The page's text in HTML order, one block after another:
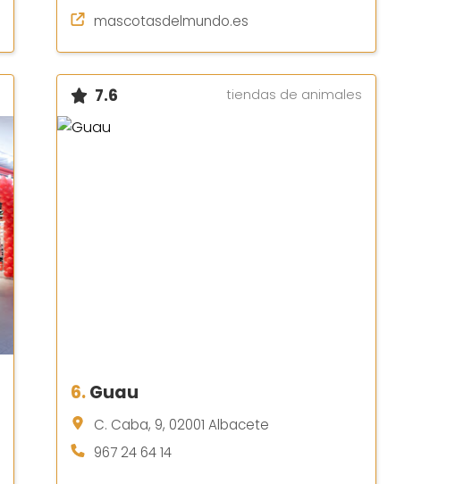
mascotasdelmundo.es
7.6 tiendas de animales
6.Guau
C. Caba, 9, 02001 Albacete
967 24 64 14